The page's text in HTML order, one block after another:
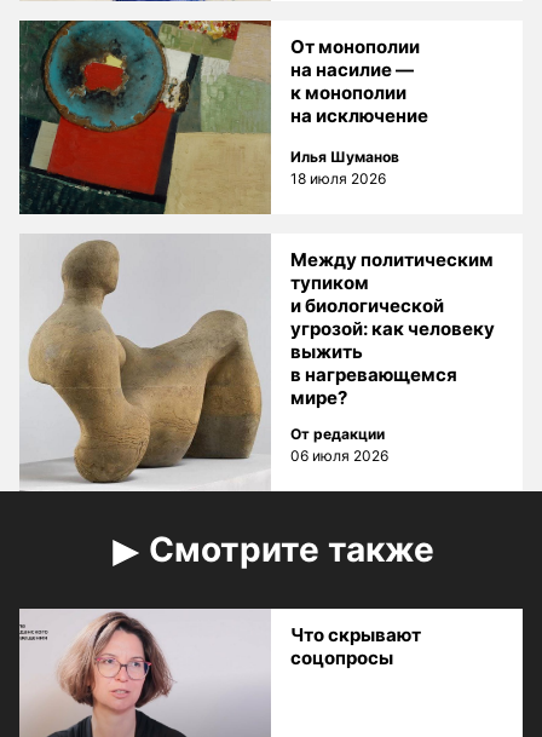
От монополии
на насилие —
к монополии
на исключение
Илья Шуманов
18 июля 2026
Между политическим
тупиком
и биологической
угрозой: как человеку
выжить
в нагревающемся
мире?
От редакции
06 июля 2026
Смотрите также
Что скрывают
соцопросы